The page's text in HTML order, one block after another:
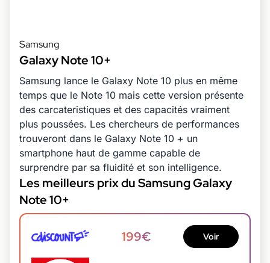
Samsung
Galaxy Note 10+
Samsung lance le Galaxy Note 10 plus en même
temps que le Note 10 mais cette version présente
des carcateristiques et des capacités vraiment
plus poussées. Les chercheurs de performances
trouveront dans le Galaxy Note 10 + un
smartphone haut de gamme capable de
surprendre par sa fluidité et son intelligence.
Les meilleurs prix du Samsung Galaxy
Note 10+
199€ Voir